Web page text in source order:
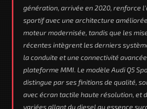
génération, arrivée en 2020, renforce
sportif avec une architecture
moteur modernisée, tandis que les
récentes intègrent les derniers
la conduite et une connectivité
plateforme MMI. Le modèle Audi Q5
distingue par ses finitions de qualité,
avec écran tactile haute résolution, et
variées allant du diesel au essence